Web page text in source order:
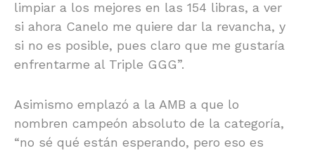
limpiar a los mejores en las 154 libras, a ver
si ahora Canelo me quiere dar la revancha, y
si no es posible, pues claro que me gustaría
enfrentarme al Triple GGG”.
Asimismo emplazó a la AMB a que lo
nombren campeón absoluto de la categoría,
“no sé qué están esperando, pero eso es